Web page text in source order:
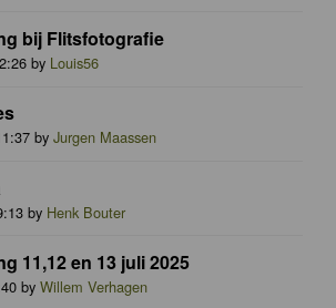
bij Flitsfotografie
by Louis56
by Jurgen Maassen
by Henk Bouter
11,12 en 13 juli 2025
by Willem Verhagen